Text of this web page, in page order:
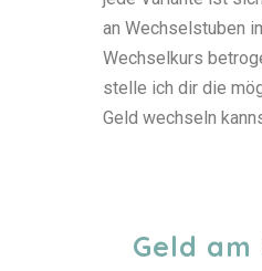
an Wechselstuben
Wechselkurs
stelle ich dir die
Geld wechseln
Geld